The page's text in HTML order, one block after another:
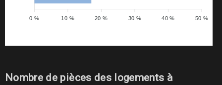
50 %
40 %
30 %
20 %
10 %
0 %
Nombre de pièces des logements à